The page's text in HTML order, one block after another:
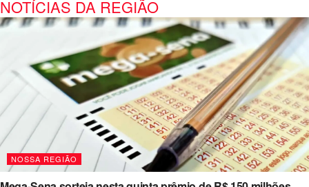
NOTÍCIAS DA REGIÃO
NOSSA REGIÃO